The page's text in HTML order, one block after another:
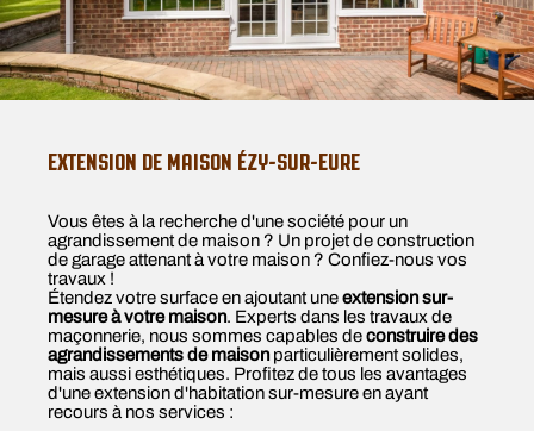
EXTENSION DE MAISON ÉZY-SUR-EURE
Vous êtes à la recherche d'une société pour un
agrandissement de maison ? Un projet de construction
de garage attenant à votre maison ? Confiez-nous vos
travaux !
Étendez votre surface en ajoutant uneextension sur-
mesure à votre maison. Experts dans les travaux de
maçonnerie, nous sommes capables deconstruire des
agrandissements de maisonparticulièrement solides,
mais aussi esthétiques. Profitez de tous les avantages
d'une extension d'habitation sur-mesure en ayant
recours à nos services :